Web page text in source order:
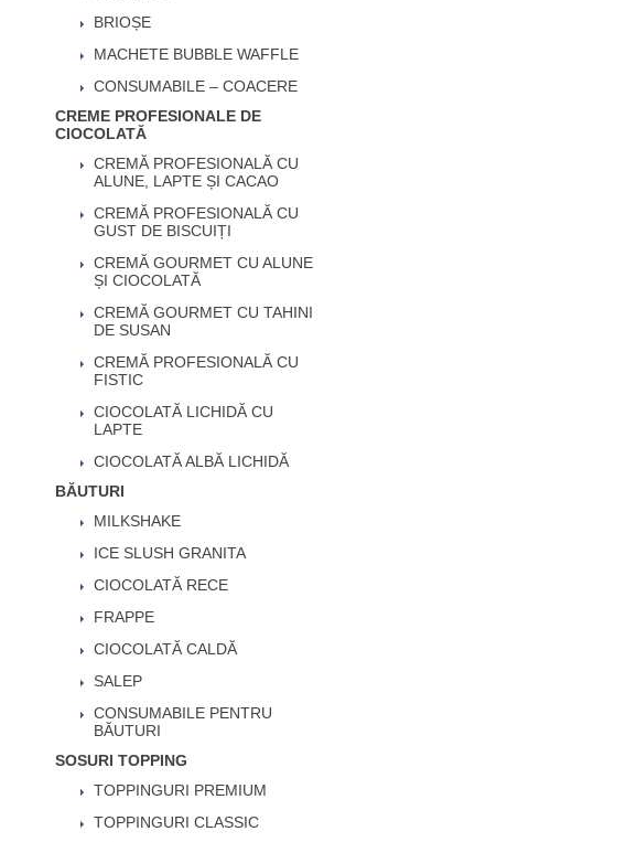
BRIOȘE
MACHETE BUBBLE WAFFLE
CONSUMABILE – COACERE
CREME PROFESIONALE DE
CIOCOLATĂ
CREMĂ PROFESIONALĂ CU
ALUNE, LAPTE ȘI CACAO
CREMĂ PROFESIONALĂ CU
GUST DE BISCUIȚI
CREMĂ GOURMET CU ALUNE
ȘI CIOCOLATĂ
CREMĂ GOURMET CU TAHINI
DE SUSAN
CREMĂ PROFESIONALĂ CU
FISTIC
CIOCOLATĂ LICHIDĂ CU
LAPTE
CIOCOLATĂ ALBĂ LICHIDĂ
BĂUTURI
MILKSHAKE
ICE SLUSH GRANITA
CIOCOLATĂ RECE
FRAPPE
CIOCOLATĂ CALDĂ
SALEP
CONSUMABILE PENTRU
BĂUTURI
SOSURI TOPPING
TOPPINGURI PREMIUM
TOPPINGURI CLASSIC